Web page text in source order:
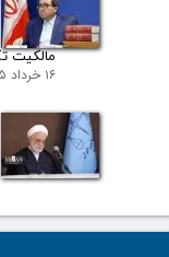
مالکیت
۱۶ خرداد ۰۵